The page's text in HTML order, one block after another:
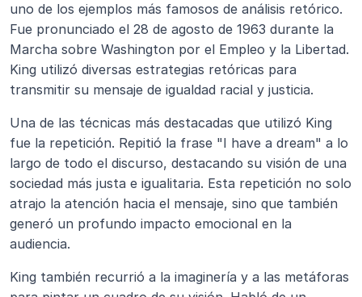
uno de los ejemplos más famosos de análisis retórico.
Fue pronunciado el 28 de agosto de 1963 durante la
Marcha sobre Washington por el Empleo y la Libertad.
King utilizó diversas estrategias retóricas para
transmitir su mensaje de igualdad racial y justicia.
Una de las técnicas más destacadas que utilizó King
fue la repetición. Repitió la frase "I have a dream" a lo
largo de todo el discurso, destacando su visión de una
sociedad más justa e igualitaria. Esta repetición no solo
atrajo la atención hacia el mensaje, sino que también
generó un profundo impacto emocional en la
audiencia.
King también recurrió a la imaginería y a las metáforas